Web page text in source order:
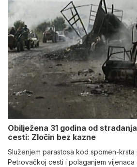
Obilježena 31 godina od
cesti: Zločin bez kazne
Služenjem parastosa kod spomen-krsta
Petrovačkoj cesti i polaganjem vijenaca